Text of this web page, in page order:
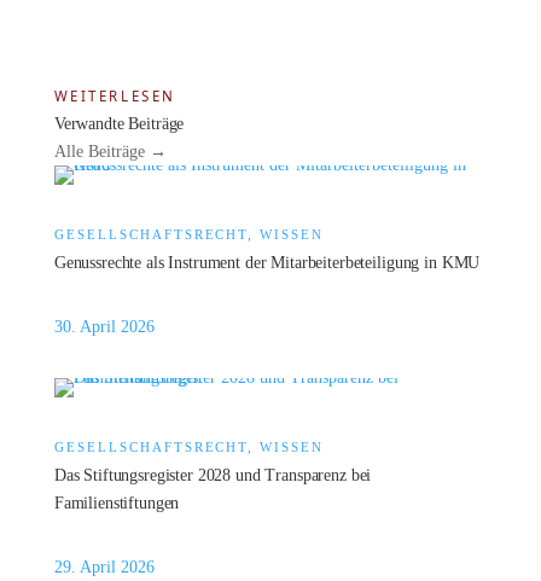
WEITERLESEN
Verwandte Beiträge
Alle Beiträge →
GESELLSCHAFTSRECHT, WISSEN
Genussrechte als Instrument der Mitarbeiterbeteiligung in KMU
30. April 2026
GESELLSCHAFTSRECHT, WISSEN
Das Stiftungsregister 2028 und Transparenz bei
Familienstiftungen
29. April 2026